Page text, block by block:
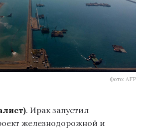
Фото: AFP
. Ирак запустил
железнодорожной и